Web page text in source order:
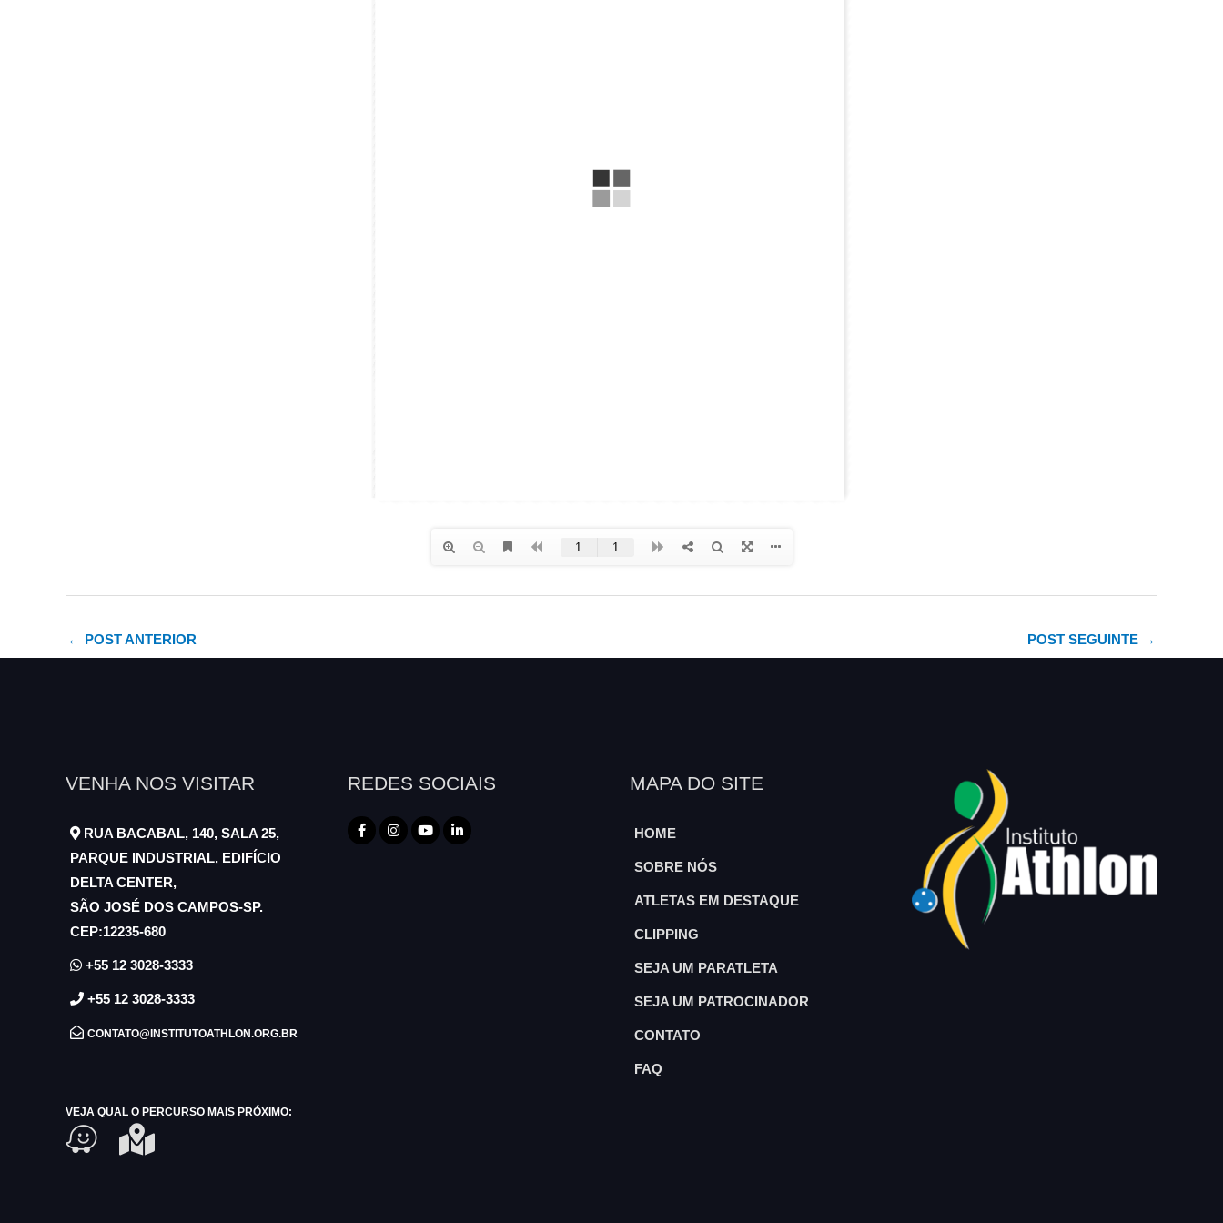
← POST ANTERIOR POST SEGUINTE →
VENHA NOS VISITAR
RUA BACABAL, 140, SALA 25,
PARQUE INDUSTRIAL, EDIFÍCIO
DELTA CENTER,
SÃO JOSÉ DOS CAMPOS-SP.
CEP:12235-680
+55 12 3028-3333
+55 12 3028-3333
CONTATO@INSTITUTOATHLON.ORG.BR
VEJA QUAL O PERCURSO MAIS PRÓXIMO:
REDES SOCIAIS MAPA DO SITE
HOME
SOBRE NÓS
ATLETAS EM DESTAQUE
CLIPPING
SEJA UM PARATLETA
SEJA UM PATROCINADOR
CONTATO
FAQ